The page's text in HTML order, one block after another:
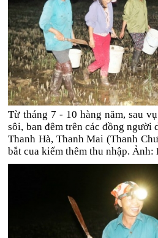
Từ tháng 7 - 10 hàng năm, sau
sôi, ban đêm trên các đồng người
Thanh Hà, Thanh Mai (Thanh
bắt cua kiếm thêm thu nhập. Ảnh: